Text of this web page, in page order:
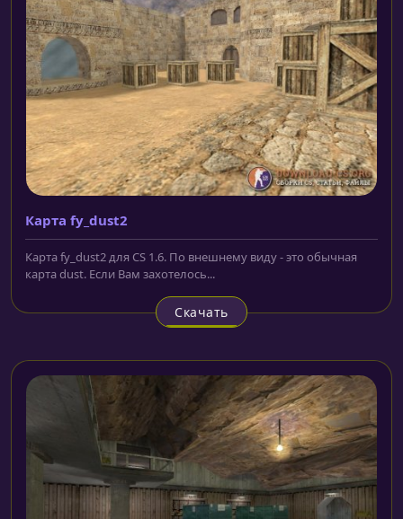
Карта fy_dust2
Карта fy_dust2 для CS 1.6. По внешнему виду - это обычная
карта dust. Если Вам захотелось...
Скачать